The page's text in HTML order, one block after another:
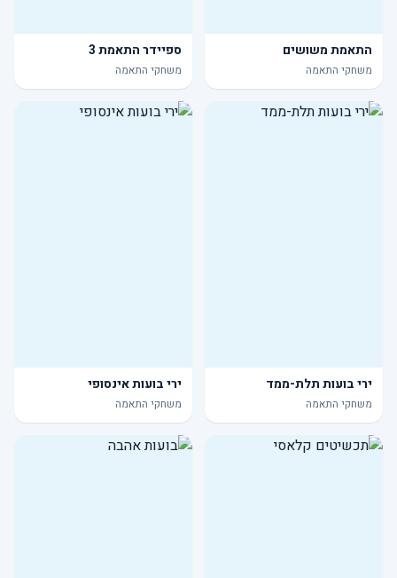
התאמת משושים
משחקי התאמה
ספיידר התאמת 3
משחקי התאמה
ירי בועות תלת-ממד
משחקי התאמה
ירי בועות אינסופי
משחקי התאמה